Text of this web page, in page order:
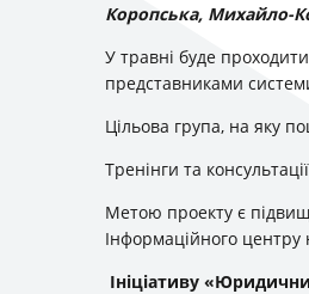
Коропська, Михайло-
У травні буде
представниками
Цільова група, на яку
Тренінги та
Метою проекту є
Інформаційного
Ініціативу